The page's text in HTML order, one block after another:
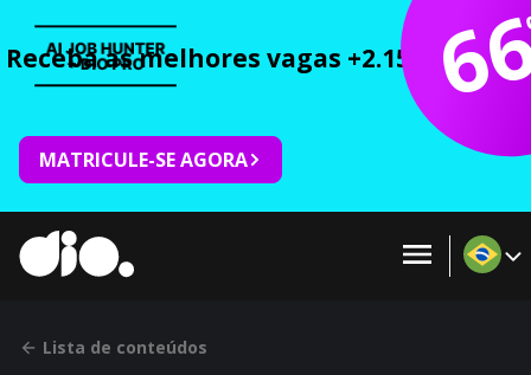
Receba as melhores vagas +2.150 cursos
MATRICULE-SE AGORA
Lista de conteúdos